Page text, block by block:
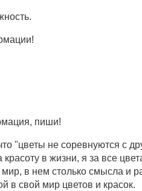
пиши!
"цветы не соревнуются с
в жизни, я за все
в нем столько смысла и
в свой мир цветов и красок.